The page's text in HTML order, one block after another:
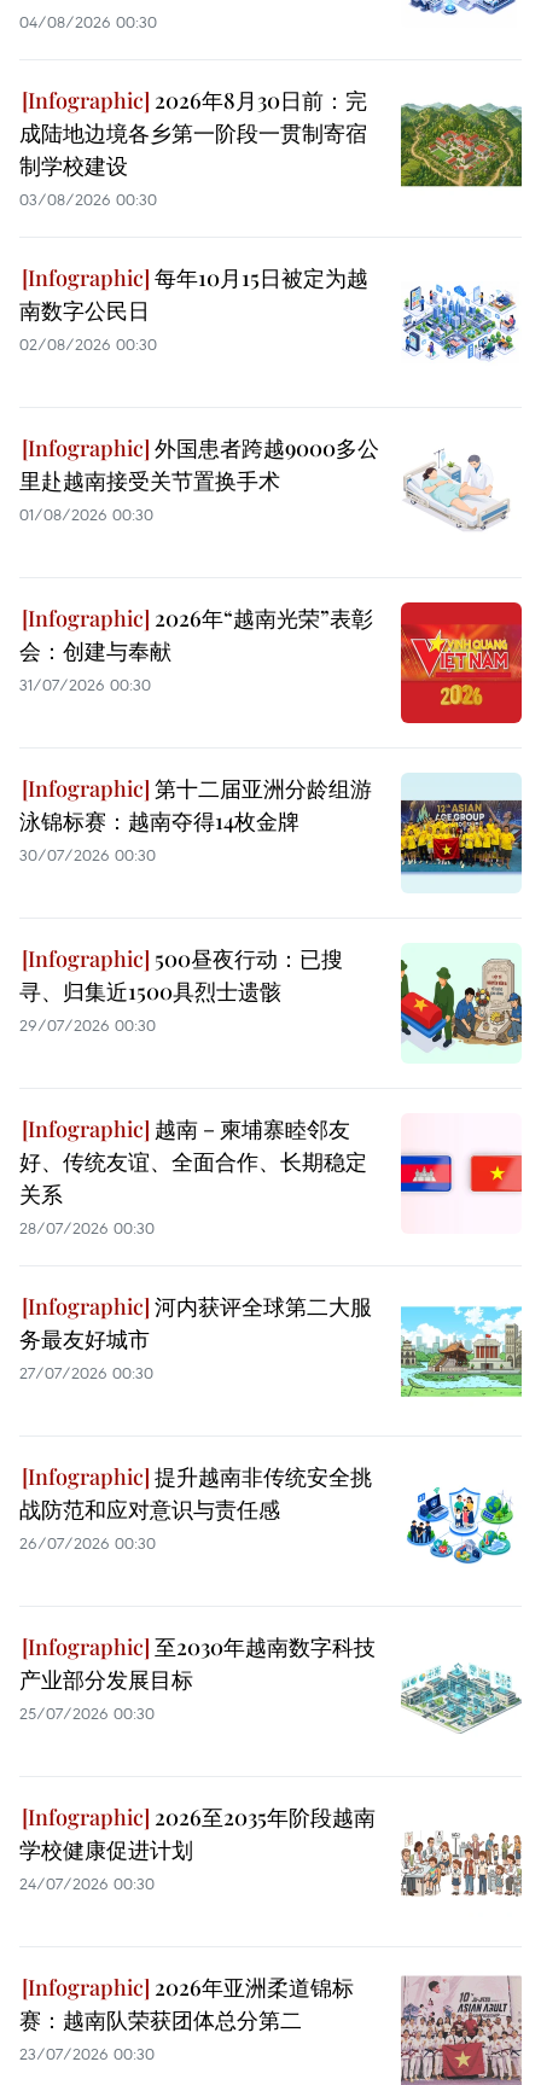
04/08/2026 00:30
2026年8月30日前：完
成陆地边境各乡第一阶段一贯制寄宿
制学校建设
03/08/2026 00:30
每年10月15日被定为越
南数字公民日
02/08/2026 00:30
外国患者跨越9000多公
里赴越南接受关节置换手术
01/08/2026 00:30
2026年“越南光荣”表彰
会：创建与奉献
31/07/2026 00:30
第十二届亚洲分龄组游
泳锦标赛：越南夺得14枚金牌
30/07/2026 00:30
500昼夜行动：已搜
寻、归集近1500具烈士遗骸
29/07/2026 00:30
越南－柬埔寨睦邻友
好、传统友谊、全面合作、长期稳定
关系
28/07/2026 00:30
河内获评全球第二大服
务最友好城市
27/07/2026 00:30
提升越南非传统安全挑
战防范和应对意识与责任感
26/07/2026 00:30
至2030年越南数字科技
产业部分发展目标
25/07/2026 00:30
2026至2035年阶段越南
学校健康促进计划
24/07/2026 00:30
2026年亚洲柔道锦标
赛：越南队荣获团体总分第二
23/07/2026 00:30